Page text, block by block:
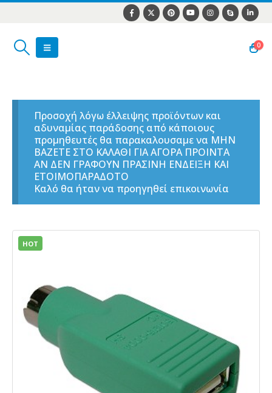
0
Προσοχή λόγω έλλειψης προϊόντων και
αδυναμίας παράδοσης από κάποιους
προμηθευτές θα παρακαλουσαμε να ΜΗΝ
ΒΑΖΕΤΕ ΣΤΟ ΚΑΛΑΘΙ ΓΙΑ ΑΓΟΡΑ ΠΡΟΙΝΤΑ
ΑΝ ΔΕΝ ΓΡΑΦΟΥΝ ΠΡΑΣΙΝΗ ΕΝΔΕΙΞΗ ΚΑΙ
ΕΤΟΙΜΟΠΑΡΑΔΟΤΟ
Καλό θα ήταν να προηγηθεί επικοινωνία
HOT